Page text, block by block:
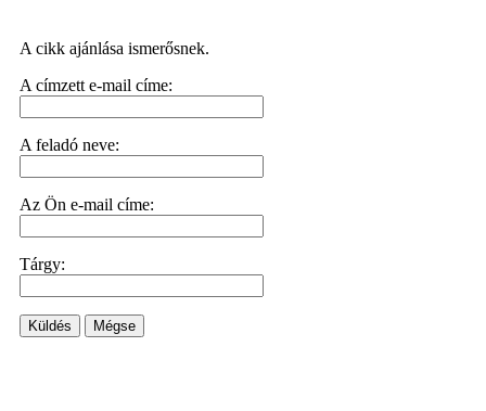
A cikk ajánlása ismerősnek.
A címzett e-mail címe:
A feladó neve:
Az Ön e-mail címe:
Tárgy:
Küldés Mégse